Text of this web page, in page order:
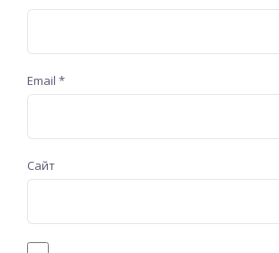
Email *
Сайт